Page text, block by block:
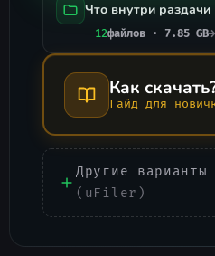
Что внутри раздачи
12файлов · 7.85 GB→
Как
Гайд для
Другие варианты
(uFiler)